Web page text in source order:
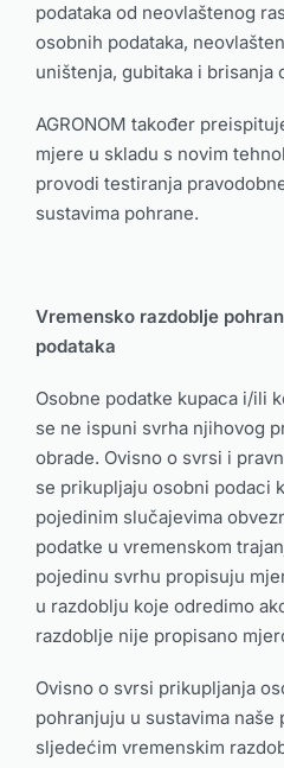
podataka od neovlaštenog
osobnih podataka,
uništenja, gubitaka i brisanja
AGRONOM također
mjere u skladu s novim
provodi testiranja
sustavima pohrane.
Vremensko razdoblje
podataka
Osobne podatke kupaca i/ili
se ne ispuni svrha njihovog
obrade. Ovisno o svrsi i
se prikupljaju osobni podaci
pojedinim slučajevima
podatke u vremenskom
pojedinu svrhu propisuju
u razdoblju koje odredimo
razdoblje nije propisano
Ovisno o svrsi prikupljanja
pohranjuju u sustavima naše
sljedećim vremenskim